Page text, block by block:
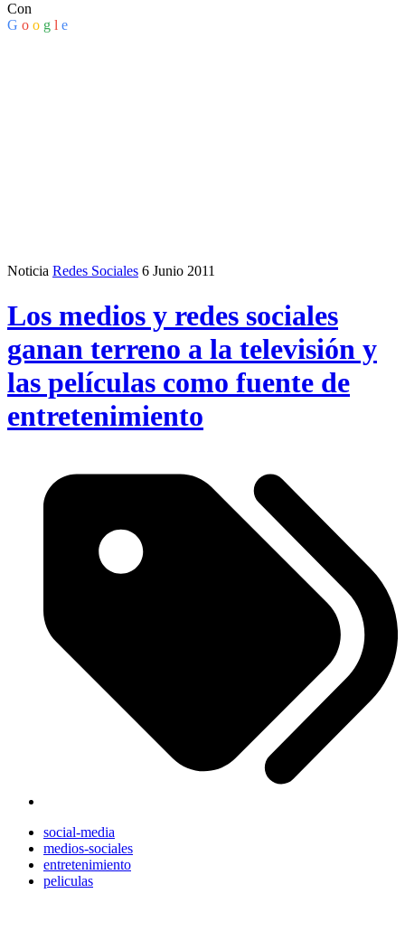
Con
G o o g l e
Noticia Redes Sociales 6 Junio 2011
Los medios y redes sociales
ganan terreno a la televisión y
las películas como fuente de
entretenimiento
social-media
medios-sociales
entretenimiento
peliculas